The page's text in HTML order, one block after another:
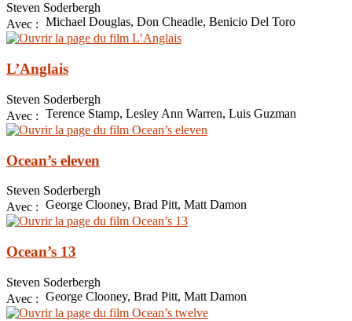
Steven Soderbergh
Avec : Michael Douglas, Don Cheadle, Benicio Del Toro
L’Anglais
Steven Soderbergh
Avec : Terence Stamp, Lesley Ann Warren, Luis Guzman
Ocean’s eleven
Steven Soderbergh
Avec : George Clooney, Brad Pitt, Matt Damon
Ocean’s 13
Steven Soderbergh
Avec : George Clooney, Brad Pitt, Matt Damon